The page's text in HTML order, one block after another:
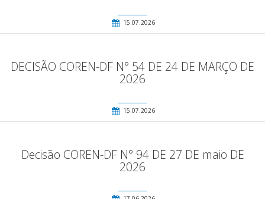
15.07.2026
DECISÃO COREN-DF N° 54 DE 24 DE MARÇO DE
2026
15.07.2026
Decisão COREN-DF N° 94 DE 27 DE maio DE
2026